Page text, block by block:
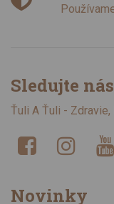
Sledujte nás
Ťuli A Ťuli - Zdravie,
Novinky